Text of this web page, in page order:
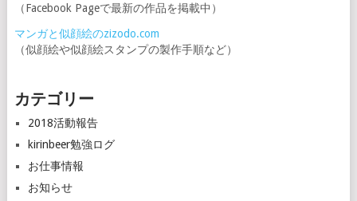
（Facebook Pageで最新の作品を掲載中）
マンガと似顔絵のzizodo.com
（似顔絵や似顔絵スタンプの製作手順など）
カテゴリー
2018活動報告
kirinbeer勉強ログ
お仕事情報
お知らせ